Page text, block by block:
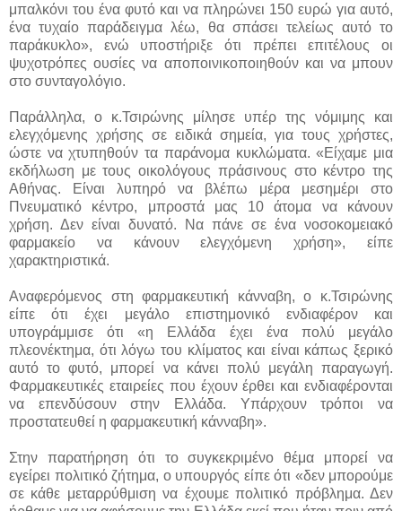
μπαλκόνι του ένα φυτό και να πληρώνει 150 ευρώ για αυτό,
ένα τυχαίο παράδειγμα λέω, θα σπάσει τελείως αυτό το
παράκυκλο», ενώ υποστήριξε ότι πρέπει επιτέλους οι
ψυχοτρόπες ουσίες να αποποινικοποιηθούν και να μπουν
στο συνταγολόγιο.
Παράλληλα, ο κ.Τσιρώνης μίλησε υπέρ της νόμιμης και
ελεγχόμενης χρήσης σε ειδικά σημεία, για τους χρήστες,
ώστε να χτυπηθούν τα παράνομα κυκλώματα. «Είχαμε μια
εκδήλωση με τους οικολόγους πράσινους στο κέντρο της
Αθήνας. Είναι λυπηρό να βλέπω μέρα μεσημέρι στο
Πνευματικό κέντρο, μπροστά μας 10 άτομα να κάνουν
χρήση. Δεν είναι δυνατό. Να πάνε σε ένα νοσοκομειακό
φαρμακείο να κάνουν ελεγχόμενη χρήση», είπε
χαρακτηριστικά.
Αναφερόμενος στη φαρμακευτική κάνναβη, ο κ.Τσιρώνης
είπε ότι έχει μεγάλο επιστημονικό ενδιαφέρον και
υπογράμμισε ότι «η Ελλάδα έχει ένα πολύ μεγάλο
πλεονέκτημα, ότι λόγω του κλίματος και είναι κάπως ξερικό
αυτό το φυτό, μπορεί να κάνει πολύ μεγάλη παραγωγή.
Φαρμακευτικές εταιρείες που έχουν έρθει και ενδιαφέρονται
να επενδύσουν στην Ελλάδα. Υπάρχουν τρόποι να
προστατευθεί η φαρμακευτική κάνναβη».
Στην παρατήρηση ότι το συγκεκριμένο θέμα μπορεί να
εγείρει πολιτικό ζήτημα, ο υπουργός είπε ότι «δεν μπορούμε
σε κάθε μεταρρύθμιση να έχουμε πολιτικό πρόβλημα. Δεν